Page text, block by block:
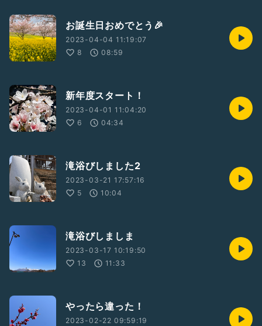
お誕生日おめでとう🎉
2023-04-04 11:19:07
8
08:59
新年度スタート！
2023-04-01 11:04:20
6
04:34
滝浴びしました2
2023-03-21 17:57:16
5
10:04
滝浴びしましま
2023-03-17 10:19:50
13
11:33
やったら違った！
2023-02-22 09:59:19